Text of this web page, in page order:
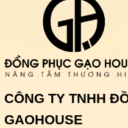
CÔNG TY TNHH
GAOHOUSE